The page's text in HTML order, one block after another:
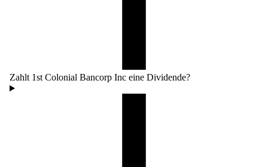
Zahlt 1st Colonial Bancorp Inc eine Dividende?